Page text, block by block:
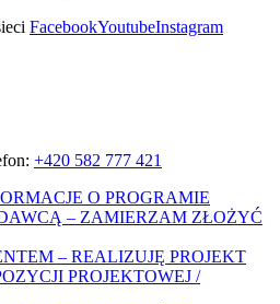
FacebookYoutubeInstagram
+420 582 777 421
O PROGRAMIE
– ZAMIERZAM ZŁOŻYĆ
– REALIZUJĘ PROJEKT
PROJEKTOWEJ /